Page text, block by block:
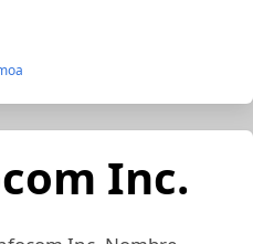
Inc.